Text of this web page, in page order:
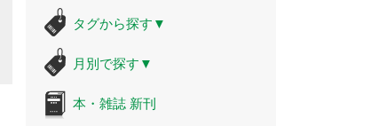
タグから探す ▼
月別で探す ▼
本・雑誌 新刊